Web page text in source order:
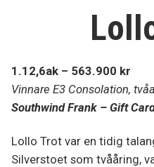
1.12,6ak – 563.900 kr
Vinnare E3 Consolation,
Southwind Frank – Gift
Lollo Trot var en tidig
Silverstoet som tvååring,